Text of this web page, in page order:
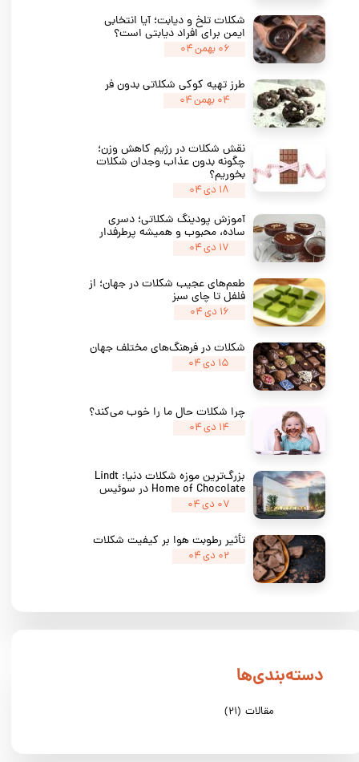
★★
شکلات تلخ و دیابت؛ آیا انتخابی
ایمن برای افراد دیابتی است؟
۰۶ بهمن ۰۴
طرز تهیه کوکی شکلاتی بدون فر
۰۴ بهمن ۰۴
نقش شکلات در رژیم کاهش وزن؛
چگونه بدون عذاب وجدان شکلات
بخوریم؟
۱۸ دی ۰۴
آموزش پودینگ شکلاتی؛ دسری
ساده، محبوب و همیشه پرطرفدار
۱۷ دی ۰۴
طعم‌های عجیب شکلات در جهان؛ از
فلفل تا چای سبز
۱۶ دی ۰۴
شکلات در فرهنگ‌های مختلف جهان
۱۵ دی ۰۴
چرا شکلات حال ما را خوب می‌کند؟
۱۴ دی ۰۴
بزرگ‌ترین موزه شکلات دنیا: Lindt
Home of Chocolate در سوئیس
۰۷ دی ۰۴
تأثیر رطوبت هوا بر کیفیت شکلات
۰۲ دی ۰۴
دسته‌بندی‌ها
مقالات (۲۱)